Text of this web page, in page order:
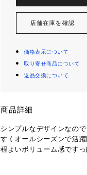
店舗在庫を確認
価格表示について
取り寄せ商品について
返品交換について
商品詳細
シンプルなデザインなの
すくオールシーズンで活
程よいボリューム感です